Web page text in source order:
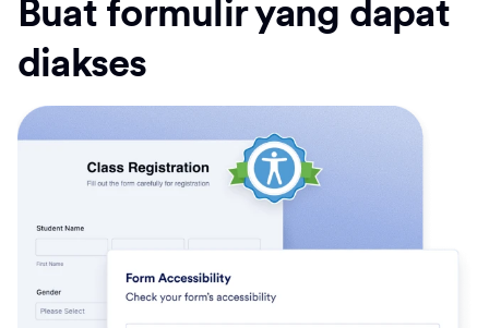
Buat formulir yang dapat
diakses